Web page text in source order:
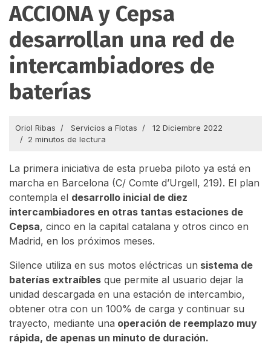
ACCIONA y Cepsa
desarrollan una red de
intercambiadores de
baterías
Oriol Ribas Servicios a Flotas
12 Diciembre 2022
2 minutos de lectura
La primera iniciativa de esta prueba piloto ya está en
marcha en Barcelona (C/ Comte d’Urgell, 219). El plan
contempla el desarrollo inicial de diez
intercambiadores en otras tantas estaciones de
Cepsa, cinco en la capital catalana y otros cinco en
Madrid, en los próximos meses.
Silence utiliza en sus motos eléctricas un sistema de
baterías extraíbles que permite al usuario dejar la
unidad descargada en una estación de intercambio,
obtener otra con un 100% de carga y continuar su
trayecto, mediante una operación de reemplazo muy
rápida, de apenas un minuto de duración.